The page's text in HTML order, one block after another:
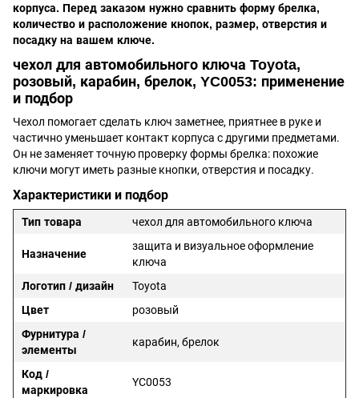
корпуса. Перед заказом нужно сравнить форму брелка,
количество и расположение кнопок, размер, отверстия и
посадку на вашем ключе.
чехол для автомобильного ключа Toyota,
розовый, карабин, брелок, YC0053: применение
и подбор
Чехол помогает сделать ключ заметнее, приятнее в руке и
частично уменьшает контакт корпуса с другими предметами.
Он не заменяет точную проверку формы брелка: похожие
ключи могут иметь разные кнопки, отверстия и посадку.
Характеристики и подбор
Тип товара чехол для автомобильного ключа
Назначение
защита и визуальное оформление
ключа
Логотип / дизайн
Toyota
Цвет
розовый
Фурнитура /
элементы
карабин, брелок
Код /
маркировка
YC0053